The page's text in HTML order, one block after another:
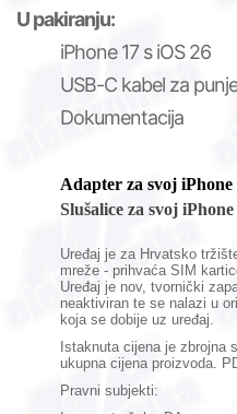
U pakiranju:
iPhone 17 s iOS 26
USB-C kabel za
Dokumentacija
Adapter za svoj
Slušalice za svoj
Uređaj je za Hrvatsko
mreže - prihvaća SIM
Uređaj je nov, tvornički
neaktiviran te se nalazi u
koja se dobije uz uređaj.
Istaknuta cijena je zbrojna
ukupna cijena proizvoda.
Pravni subjekti: